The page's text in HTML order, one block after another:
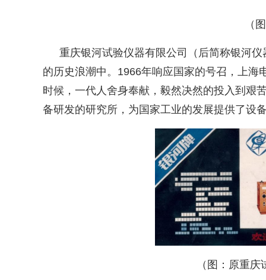
（
重庆银河试验仪器有限公司（后简称银河
的历史浪潮中。 1966年响应国家的号召，上海
时候，一代人舍身奉献，毅然决然的投入到艰
备研发的研究所，为国家工业的发展提供了设
（图：原重